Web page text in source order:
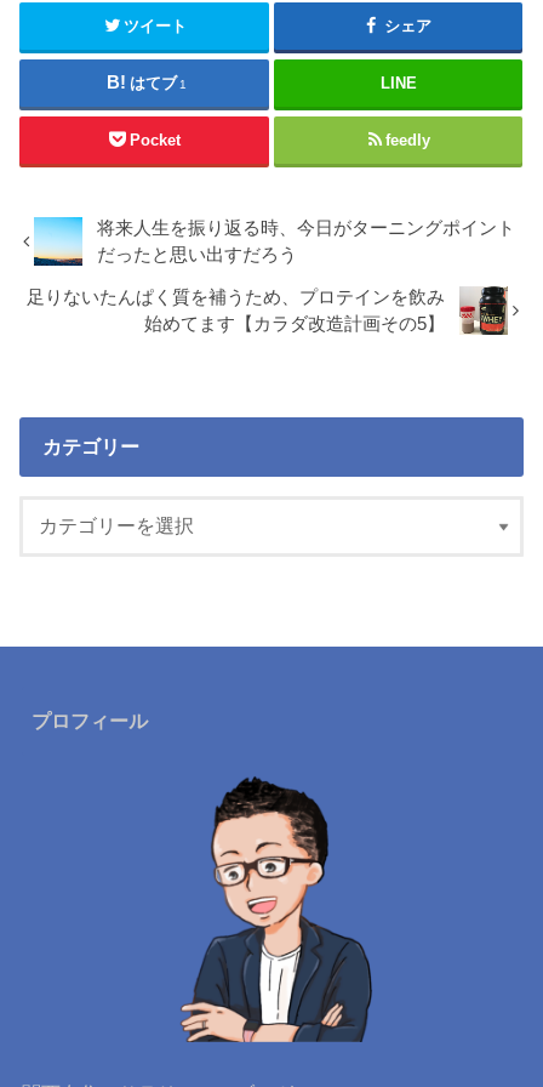
ツイート シェア
はてブ 1 LINE
Pocket feedly
将来人生を振り返る時、今日がターニングポイント
だったと思い出すだろう
足りないたんぱく質を補うため、プロテインを飲み
始めてます【カラダ改造計画その5】
カテゴリー
プロフィール